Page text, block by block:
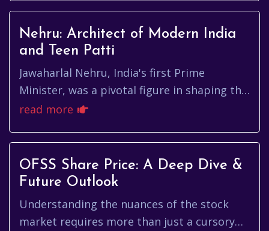
Nehru: Architect of Modern India
and Teen Patti
Jawaharlal Nehru, India's first Prime
Minister, was a pivotal figure in shaping the
nation's destiny after independence. His
read more
OFSS Share Price: A Deep Dive &
Future Outlook
Understanding the nuances of the stock
market requires more than just a cursory